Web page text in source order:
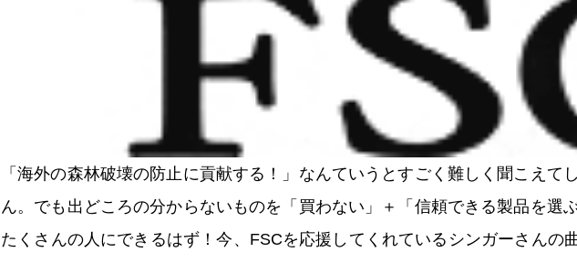
「海外の森林破壊の防止に貢献する！」なんていうとすごく難しく聞こえて
ん。でも出どころの分からないものを「買わない」＋「信頼できる製品を選
たくさんの人にできるはず！今、FSCを応援してくれているシンガーさんの